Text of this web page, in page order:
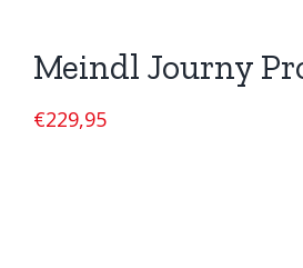
Meindl Journy
€229,95